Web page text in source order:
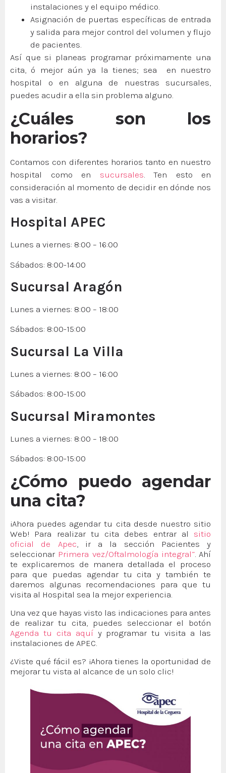
instalaciones y el equipo médico.
Asignación de puertas específicas de entrada
y salida para mejor control del volumen y flujo
de pacientes.
Así que si planeas programar próximamente una
cita, ó mejor aún ya la tienes; sea en nuestro
hospital o en alguna de nuestras sucursales,
puedes acudir a ella sin problema alguno.
¿Cuáles son los
horarios?
Contamos con diferentes horarios tanto en nuestro
hospital como en sucursales . Ten esto en
consideración al momento de decidir en dónde nos
vas a visitar.
Hospital APEC
Lunes a viernes: 8:00 – 16:00
Sábados: 8:00-14:00
Sucursal Aragón
Lunes a viernes: 8:00 – 18:00
Sábados: 8:00-15:00
Sucursal La Villa
Lunes a viernes: 8:00 – 16:00
Sábados: 8:00-15:00
Sucursal Miramontes
Lunes a viernes: 8:00 – 18:00
Sábados: 8:00-15:00
¿Cómo puedo agendar
una cita?
¡Ahora puedes agendar tu cita desde nuestro sitio
Web! Para realizar tu cita debes entrar al sitio
oficial de Apec, ir a la sección Pacientes y
seleccionar Primera vez/Oftalmología integral”. Ahí
te explicaremos de manera detallada el proceso
para que puedas agendar tu cita y también te
daremos algunas recomendaciones para que tu
visita al Hospital sea la mejor experiencia.
Una vez que hayas visto las indicaciones para antes
de realizar tu cita, puedes seleccionar el botón
Agenda tu cita aquíy programar tu visita a las
instalaciones de APEC.
¿Viste qué fácil es? ¡Ahora tienes la oportunidad de
mejorar tu vista al alcance de un solo clic!